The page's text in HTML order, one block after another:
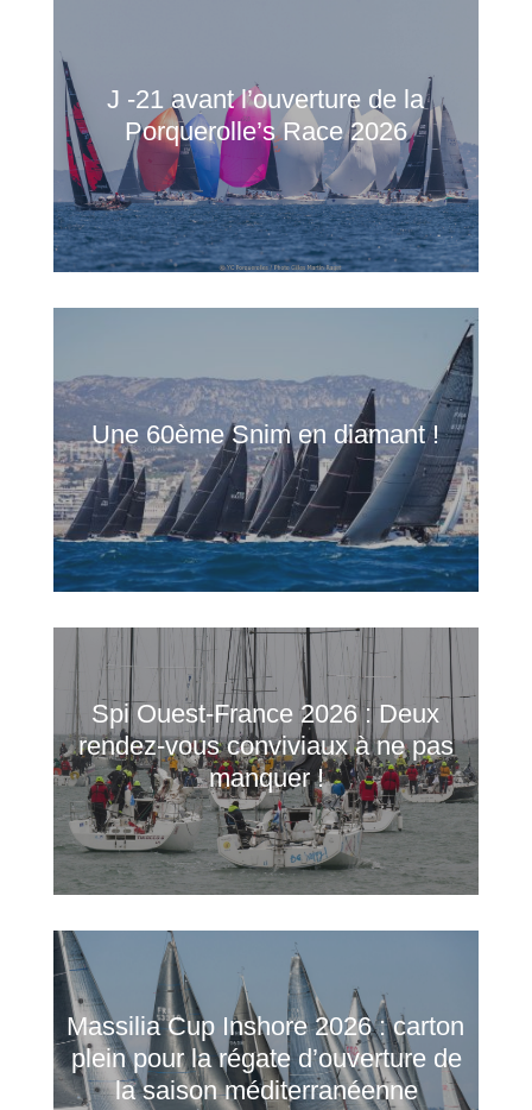
J -21 avant l’ouverture de la
Porquerolle’s Race 2026
Une 60ème Snim en diamant !
Spi Ouest‑France 2026 : Deux
rendez‑vous conviviaux à ne pas
manquer !
Massilia Cup Inshore 2026 : carton
plein pour la régate d’ouverture de
la saison méditerranéenne